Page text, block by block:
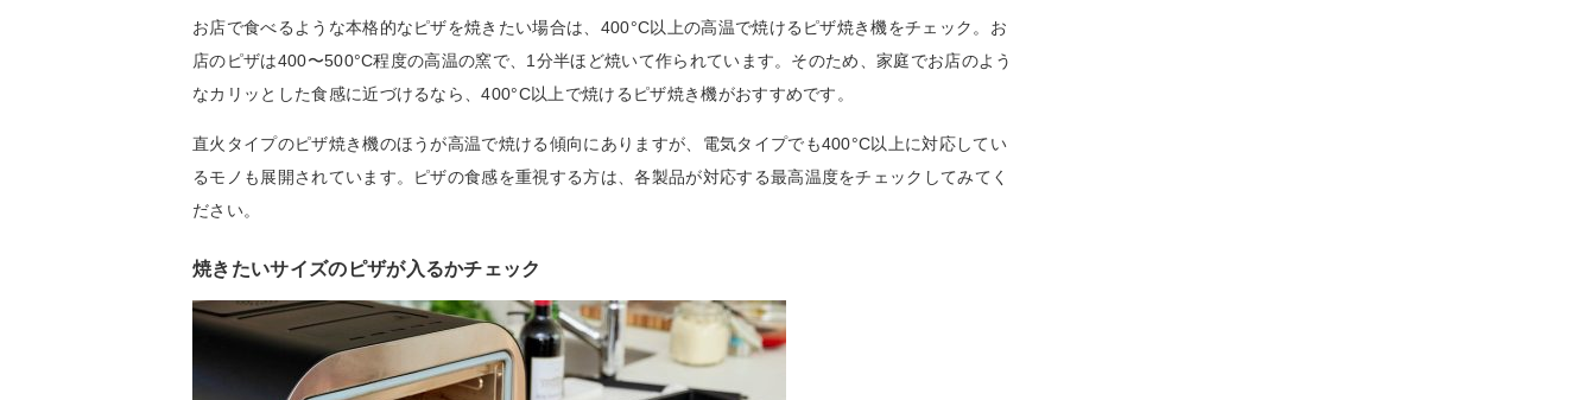
お店で食べるような本格的なピザを焼きたい場合は、400°C以上の高温で焼けるピザ焼き機をチェック。お
店のピザは400〜500°C程度の高温の窯で、1分半ほど焼いて作られています。そのため、家庭でお店のよう
なカリッとした食感に近づけるなら、400°C以上で焼けるピザ焼き機がおすすめです。
直火タイプのピザ焼き機のほうが高温で焼ける傾向にありますが、電気タイプでも400°C以上に対応してい
るモノも展開されています。ピザの食感を重視する方は、各製品が対応する最高温度をチェックしてみてく
ださい。
焼きたいサイズのピザが入るかチェック